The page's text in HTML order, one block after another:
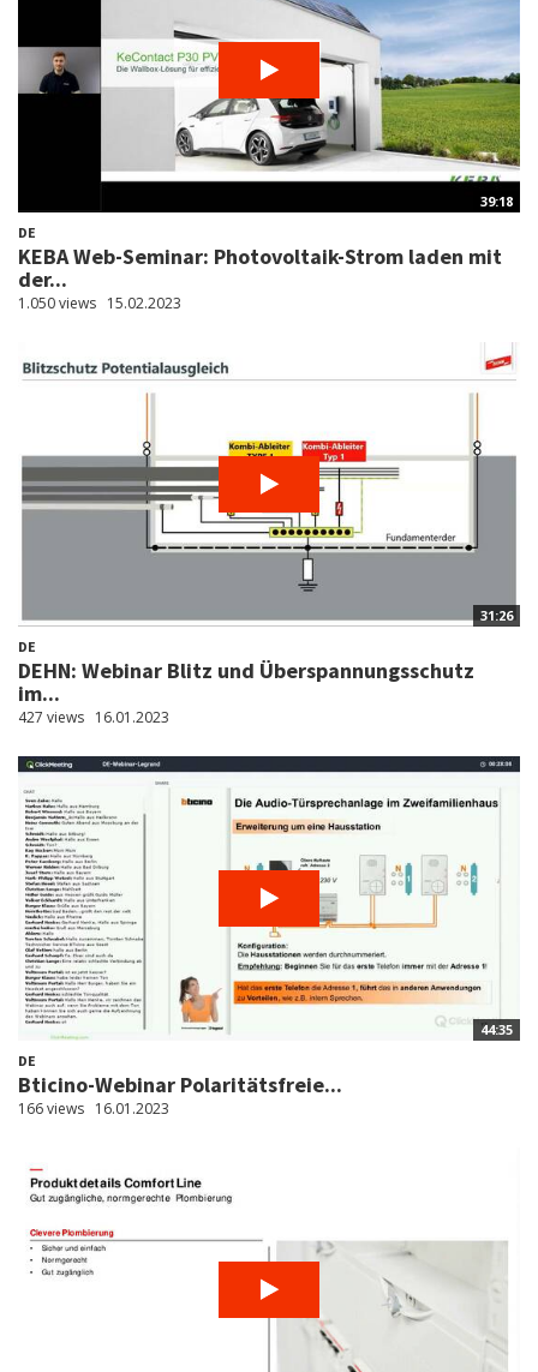
39:18
DE
KEBA Web-Seminar: Photovoltaik-Strom laden mit
der...
1.050 views 15.02.2023
31:26
DE
DEHN: Webinar Blitz und Überspannungsschutz
im...
427 views 16.01.2023
44:35
DE
Bticino-Webinar Polaritätsfreie...
166 views 16.01.2023